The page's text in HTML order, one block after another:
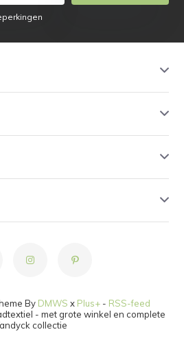
By DMWS x Plus+ - RSS-feed
- met grote winkel en complete
collectie